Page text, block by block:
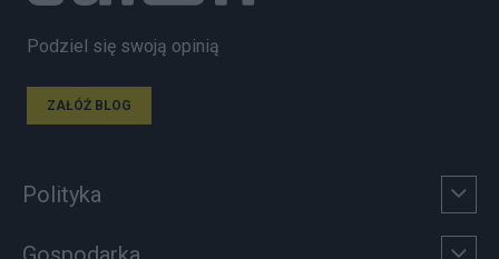
Podziel się swoją opinią
ZAŁÓŻ BLOG
Polityka